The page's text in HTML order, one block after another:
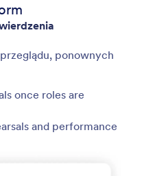
ponownych
once roles are
and performance